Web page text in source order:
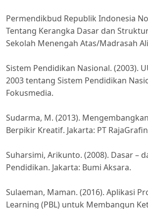
Permendikbud Republik Indonesia
Tentang Kerangka Dasar dan
Sekolah Menengah Atas/Madrasah
Sistem Pendidikan Nasional. (2003).
2003 tentang Sistem Pendidikan
Fokusmedia.
Sudarma, M. (2013).
Berpikir Kreatif. Jakarta: PT
Suharsimi, Arikunto. (2008). Dasar –
Pendidikan. Jakarta: Bumi Aksara.
Sulaeman, Maman. (2016). Aplikasi
Learning (PBL) untuk Membangun